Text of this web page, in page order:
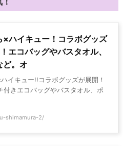
×ハイキュー！コラボグッズ
エコバッグやバスタオル、
ど。オ
イキュー!!コラボグッズが展開！
付きエコバッグやバスタオル、ポ
shimamura-2/